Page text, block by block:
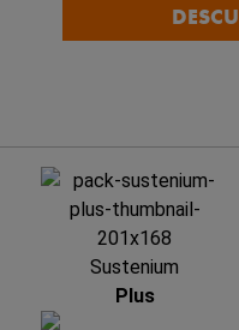
Sustenium
Plus